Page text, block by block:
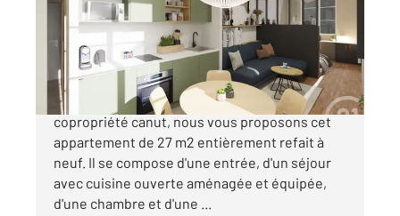
Appartement T2 à vendre
199 500 €
COEUR CROIX-ROUSSE. Dans une petite
copropriété canut, nous vous proposons cet
appartement de 27 m2 entièrement refait à
neuf. Il se compose d'une entrée, d'un séjour
avec cuisine ouverte aménagée et équipée,
d'une chambre et d'une ...